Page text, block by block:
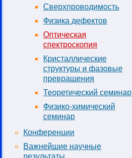
Сверхпроводимость
Физика дефектов
Оптическая
спектроскопия
Кристаллические
структуры и фазовые
превращения
Теоретический семинар
Физико-химический
семинар
Конференции
Важнейшие научные